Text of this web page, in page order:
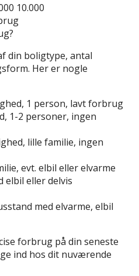
10.000
din boligtype, antal
Her er nogle
1 person, lavt forbrug
1-2 personer, ingen
lille familie, ingen
evt. elbil eller elvarme
elbil eller delvis
med elvarme, elbil
forbrug på din seneste
ind hos dit nuværende